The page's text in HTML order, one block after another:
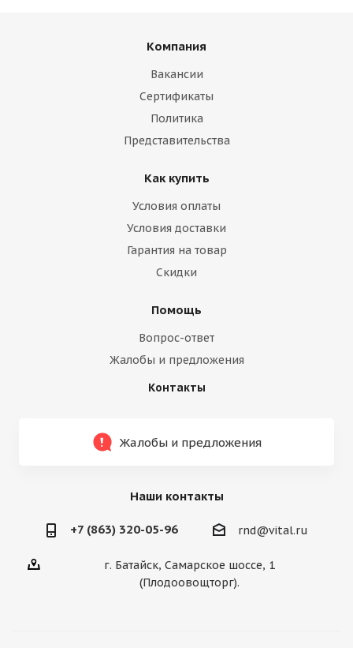
Компания
Вакансии
Сертификаты
Политика
Представительства
Как купить
Условия оплаты
Условия доставки
Гарантия на товар
Скидки
Помощь
Вопрос-ответ
Жалобы и предложения
Контакты
Жалобы и предложения
Наши контакты
+7 (863) 320-05-96 rnd@vital.ru
г. Батайск, Самарское шоссе, 1
(Плодоовощторг).